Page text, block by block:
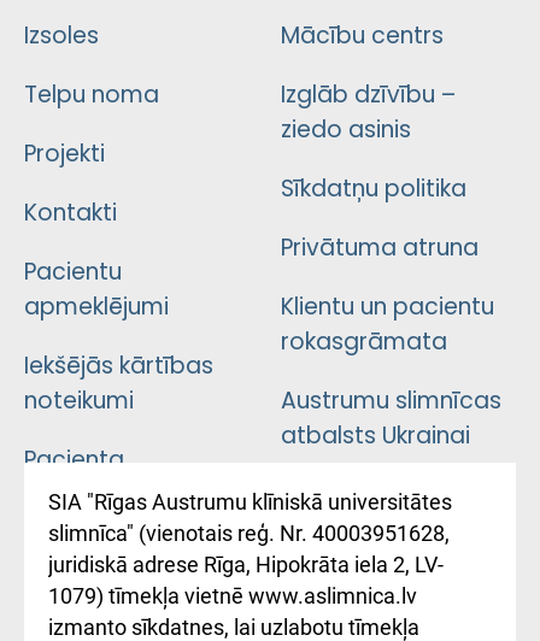
Izsoles
Telpu noma
Projekti
Kontakti
Pacientu
apmeklējumi
Iekšējās kārtības
noteikumi
Pacienta
atsauksmju/sūdzību
iesniegšanas
kārtība
Kā pie mums nokļūt
Mācību centrs
Izglāb dzīvību –
ziedo asinis
Sīkdatņu politika
Privātuma atruna
Klientu un pacientu
rokasgrāmata
Austrumu slimnīcas
atbalsts Ukrainai
Підтримка Східної
лікарні та співпраця з
Україною
SIA "Rīgas Austrumu klīniskā universitātes
slimnīca" (vienotais reģ. Nr. 40003951628,
juridiskā adrese Rīga, Hipokrāta iela 2, LV-
1079) tīmekļa vietnē www.aslimnica.lv
izmanto sīkdatnes, lai uzlabotu tīmekļa